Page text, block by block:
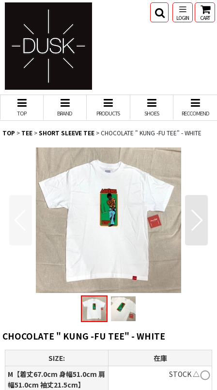
LOGIN CART
TOP BRAND PRODUCTS SHOES RECCOMEND
TOP > TEE >SHORT SLEEVE TEE >CHOCOLATE " KUNG -FU TEE" - WHITE
CHOCOLATE " KUNG -FU TEE" - WHITE
SIZE:
在庫
M【着丈67.0cm 身幅51.0cm 肩
幅51.0cm 袖丈21.5cm】
STOCK △